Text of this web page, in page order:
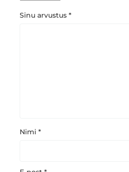
Sinu arvustus *
Nimi *